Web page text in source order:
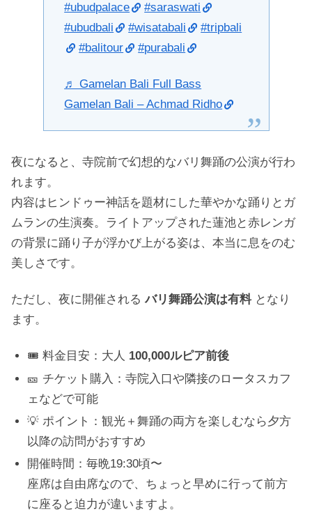
#ubudpalace
#saraswati
#ubudbali
#wisatabali
#tripbali
#balitour
#purabali
♬ Gamelan Bali Full Bass
Gamelan Bali – Achmad Ridho
夜になると、寺院前で幻想的なバリ舞踊の公演が行わ
れます。
内容はヒンドゥー神話を題材にした華やかな踊りとガ
ムランの生演奏。ライトアップされた蓮池と赤レンガ
の背景に踊り子が浮かび上がる姿は、本当に息をのむ
美しさです。
ただし、夜に開催されるバリ舞踊公演は有料となり
ます。
🎟️ 料金目安：大人 100,000ルピア前後
🎫 チケット購入：寺院入口や隣接のロータスカフ
ェなどで可能
💡 ポイント：観光＋舞踊の両方を楽しむなら夕方
以降の訪問がおすすめ
開催時間：毎晩19:30頃〜
座席は自由席なので、ちょっと早めに行って前方
に座ると迫力が違いますよ。